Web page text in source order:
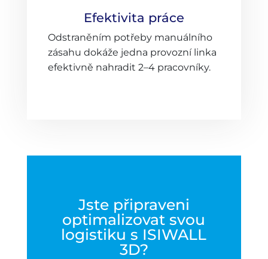
Efektivita práce
Odstraněním potřeby manuálního
zásahu dokáže jedna provozní linka
efektivně nahradit 2–4 pracovníky.
Jste připraveni
optimalizovat svou
logistiku s ISIWALL
3D?